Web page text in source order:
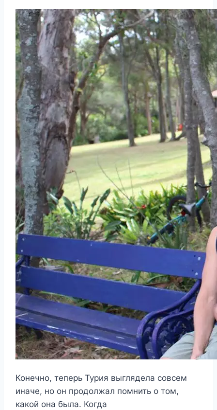
Конечно, теперь Турия выглядела совсем
иначе, но он продолжал помнить о том,
какой она была. Когда